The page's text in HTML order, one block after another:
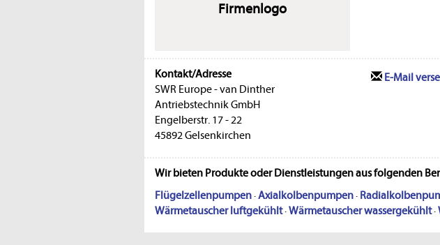
Firmenlogo
Kontakt/Adresse
SWR Europe - van Dinther
Antriebstechnik GmbH
Engelberstr. 17 - 22
45892 Gelsenkirchen
E-Mail
Wir bieten Produkte oder Dienstleistungen aus folgenden
Flügelzellenpumpen·Axialkolbenpumpen·
Wärmetauscher luftgekühlt·Wärmetauscher wassergekühlt·